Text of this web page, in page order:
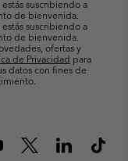
suscribiendo a
de bienvenida.
suscribiendo a
de bienvenida.
ofertas y
de Privacidad para
datos con fines de